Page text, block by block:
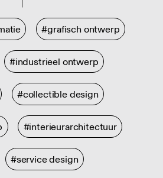
#grafisch ontwerp
#industrieel ontwerp
#collectible design
#interieurarchitectuur
#service design